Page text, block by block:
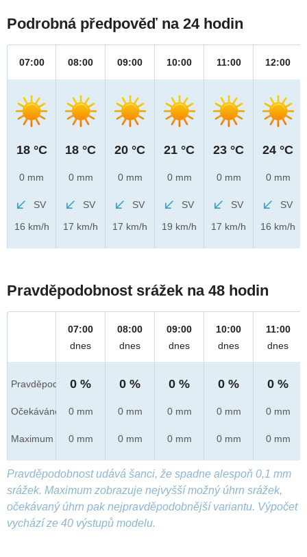
Podrobná předpověď na 24 hodin
07:00
18 °C
0 mm
SV
16 km/h
08:00
18 °C
0 mm
SV
17 km/h
09:00
20 °C
0 mm
SV
17 km/h
10:00
21 °C
0 mm
SV
19 km/h
11:00
23 °C
0 mm
SV
17 km/h
12:00
24 °C
0 mm
SV
16 km/h
Pravděpodobnost srážek na 48 hodin
Pravděpod.
Očekáváno
Maximum
07:00
dnes
0 %
0 mm
0 mm
08:00
dnes
0 %
0 mm
0 mm
09:00
dnes
0 %
0 mm
0 mm
10:00
dnes
0 %
0 mm
0 mm
11:00
dnes
0 %
0 mm
0 mm
Pravděpodobnost udává šanci, že spadne alespoň 0,1 mm
srážek. Maximum zobrazuje nejvyšší možný úhrn srážek,
očekávaný úhrn pak nejpravděpodobnější variantu. Výpočet
vychází ze 40 výstupů modelu.